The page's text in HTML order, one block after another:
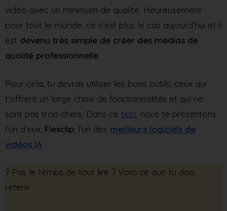
vidéo avec un minimum de qualité. Heureusement
pour tout le monde, ce n’est plus le cas aujourd’hui et il
est devenu très simple de créer des médias de
qualité professionnelle.
Pour cela, tu devras utiliser les bons outils, ceux qui
t’offrent un large choix de fonctionnalités et qui ne
sont pas trop chers. Dans ce test , nous te présentons
l’un d’eux, Flexclip , l’un des meilleurs logiciels de
vidéos IA
?️ Pas le temps de tout lire ? Voici ce que tu dois
retenir :